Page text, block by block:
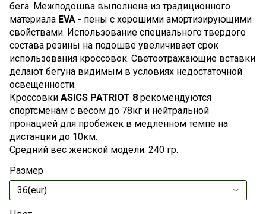
бега. Межподошва выполнена из традиционного
материала EVA - пены с хорошими амортизирующими
свойствами. Использование специального твердого
состава резины на подошве увеличивает срок
использования кроссовок. Светоотражающие вставки
делают бегуна видимым в условиях недостаточной
освещенности.
Кроссовки ASICS PATRIOT 8 рекомендуются
спортсменам с весом до 78кг и нейтральной
пронацией для пробежек в медленном темпе на
дистанции до 10км.
Средний вес женской модели: 240 гр.
Размер